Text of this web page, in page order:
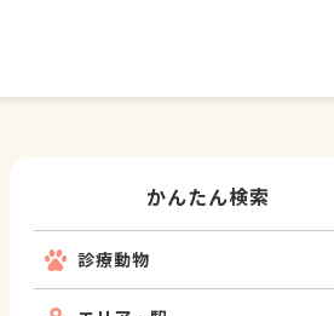
かんたん検索
診療動物